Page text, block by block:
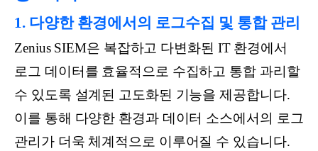
1. 다양한 환경에서의 로그수집 및 통합 관리
Zenius SIEM은 복잡하고 다변화된 IT 환경에서
로그 데이터를 효율적으로 수집하고 통합 과리할
수 있도록 설계된 고도화된 기능을 제공합니다.
이를 통해 다양한 환경과 데이터 소스에서의 로그
관리가 더욱 체계적으로 이루어질 수 있습니다.